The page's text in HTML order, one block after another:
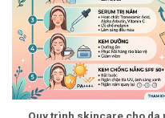
Quy trình skincare cho da